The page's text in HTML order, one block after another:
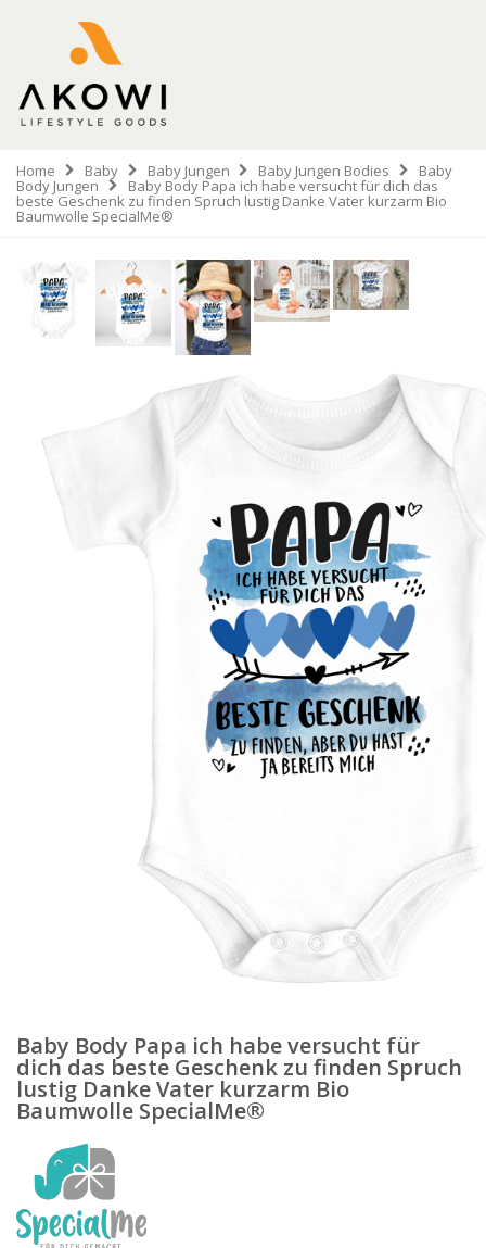
Home Baby Baby Jungen Baby Jungen Bodies Baby
Body Jungen Baby Body Papa ich habe versucht für dich das
beste Geschenk zu finden Spruch lustig Danke Vater kurzarm Bio
Baumwolle SpecialMe®
Baby Body Papa ich habe versucht für
dich das beste Geschenk zu finden Spruch
lustig Danke Vater kurzarm Bio
Baumwolle SpecialMe®